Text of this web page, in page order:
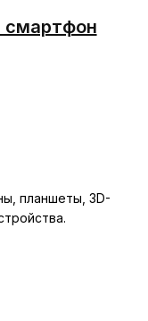
смартфон
планшеты, 3D-